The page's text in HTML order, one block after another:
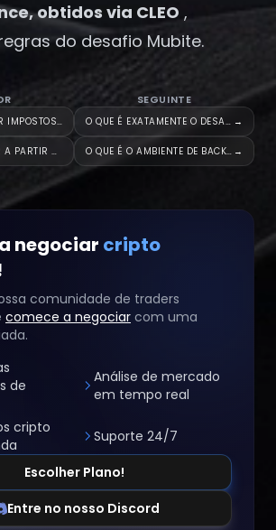
obtidos via CLEO ,
do desafio Mubite.
TENHO QUE PAGAR IMPOSTOS SOBRE
POSSO NEGOCIAR A PARTIR DA RÚS
SEGUINTE
O QUE É EXATAMENTE O DESAFIO D →
O QUE É O AMBIENTE DE BACKTEST →
negociar cripto
comunidade de traders
comece a negociar com uma
de
Análise de mercado
em tempo real
cripto
Suporte 24/7
Escolher Plano!
Entre no nosso Discord